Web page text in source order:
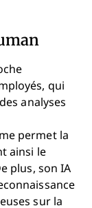
qui
analyses
permet la
ainsi le
plus, son IA
sur la